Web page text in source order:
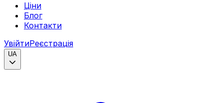
Ціни
Блог
Контакти
УвійтиРеєстрація
UA